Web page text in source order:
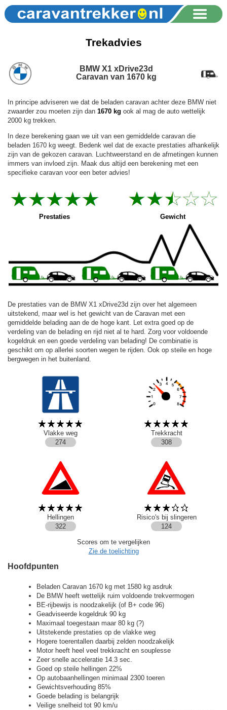
Trekadvies
BMW X1 xDrive23d
Caravan van 1670 kg
In principe adviseren we dat de beladen caravan achter deze BMW niet
zwaarder zou moeten zijn dan 1670 kg ook al mag de auto wettelijk
2000 kg trekken.
In deze berekening gaan we uit van een gemiddelde caravan die
beladen 1670 kg weegt. Bedenk wel dat de exacte prestaties afhankelijk
zijn van de gekozen caravan. Luchtweerstand en de afmetingen kunnen
immers van invloed zijn. Maak dus altijd een berekening met een
specifieke caravan voor een beter advies!
Prestaties Gewicht
De prestaties van de BMW X1 xDrive23d zijn over het algemeen
uitstekend, maar wel is het gewicht van de Caravan met een
gemiddelde belading aan de de hoge kant. Let extra goed op de
verdeling van de belading en rijd niet al te hard. Zorg voor voldoende
kogeldruk en een goede verdeling van belading! De combinatie is
geschikt om op allerlei soorten wegen te rijden. Ook op steile en hoge
bergwegen in het buitenland.
Vlakke weg
Trekkracht
274
308
Hellingen
Risico's bij slingeren
322
124
Scores om te vergelijken
Zie de toelichting
Hoofdpunten
Beladen Caravan 1670 kg met 1580 kg asdruk
De BMW heeft wettelijk ruim voldoende trekvermogen
BE-rijbewijs is noodzakelijk (of B+ code 96)
Geadviseerde kogeldruk 90 kg
Maximaal toegestaan maar 80 kg (?)
Uitstekende prestaties op de vlakke weg
Hogere toerentallen daarbij zelden noodzakelijk
Motor heeft heel veel trekkracht en souplesse
Zeer snelle acceleratie 14.3 sec.
Goed op steile hellingen 22%
Op autobaanhellingen minimaal 2300 toeren
Gewichtsverhouding 85%
Goede belading is belangrijk
Veilige snelheid tot 90 km/u